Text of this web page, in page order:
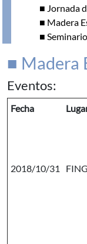
■ Jornada
■ Madera
■
■ Madera
Eventos:
Fecha
2018/10/31 FING